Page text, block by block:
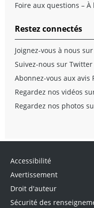
Foire aux questions –
Restez connectés
Joignez-vous à nous
Suivez-nous sur Twitter
Abonnez-vous aux avis
Regardez nos vidéos
Regardez nos photos
Accessibilité
Avertissement
Droit d'auteur
Sécurité des